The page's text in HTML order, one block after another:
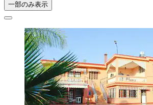
一部のみ表示